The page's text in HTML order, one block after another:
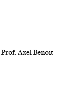
Prof. Axel Benoit